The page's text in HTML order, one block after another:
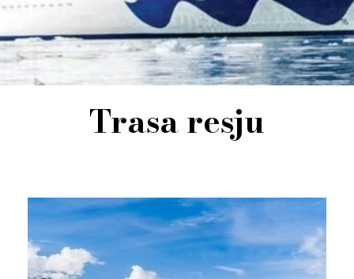
Trasa resju